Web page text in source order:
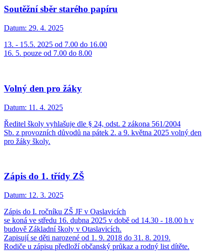
Soutěžní sběr starého papíru
Datum: 29. 4. 2025
13. - 15.5. 2025 od 7.00 do 16.00
16. 5. pouze od 7.00 do 8.00
Volný den pro žáky
Datum: 11. 4. 2025
Ředitel školy vyhlašuje dle § 24, odst. 2 zákona 561/2004
Sb. z provozních důvodů na pátek 2. a 9. května 2025 volný den
pro žáky školy.
Zápis do 1. třídy ZŠ
Datum: 12. 3. 2025
Zápis do I. ročníku ZŠ JF v Oaslavicích
se koná ve středu 16. dubna 2025 v době od 14.30 - 18.00 h v
budově Základní školy v Otaslavicích.
Zapisují se děti narozené od 1. 9. 2018 do 31. 8. 2019.
Rodiče u zápisu předloží občanský průkaz a rodný list dítěte.